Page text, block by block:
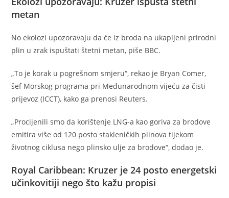
metan
No ekolozi upozoravaju da će iz broda na ukapljeni prirodni
plin u zrak ispuštati štetni metan, piše BBC.
„To je korak u pogrešnom smjeru“, rekao je Bryan Comer,
šef Morskog programa pri Međunarodnom vijeću za čisti
prijevoz (ICCT), kako ga prenosi Reuters.
„Procijenili smo da korištenje LNG-a kao goriva za brodove
emitira više od 120 posto stakleničkih plinova tijekom
životnog ciklusa nego plinsko ulje za brodove“, dodao je.
Royal Caribbean: Kruzer je 24 posto energetski
učinkovitiji nego što kažu propisi